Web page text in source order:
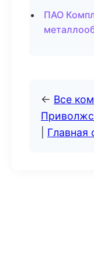
ПАО
← Все
Главная